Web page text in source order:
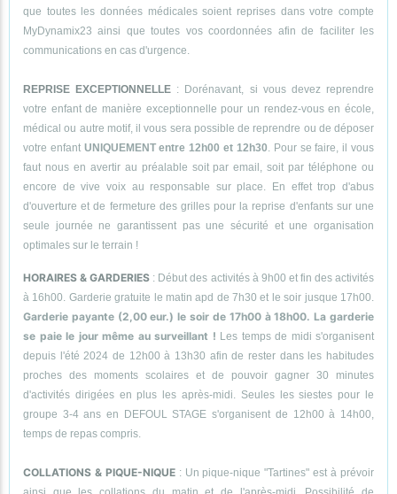
que toutes les données médicales soient reprises dans votre compte
MyDynamix23 ainsi que toutes vos coordonnées afin de faciliter les
communications en cas d'urgence.
REPRISE EXCEPTIONNELLE : Dorénavant, si vous devez reprendre
votre enfant de manière exceptionnelle pour un rendez-vous en école,
médical ou autre motif, il vous sera possible de reprendre ou de déposer
votre enfant UNIQUEMENT entre 12h00 et 12h30. Pour se faire, il vous
faut nous en avertir au préalable soit par email, soit par téléphone ou
encore de vive voix au responsable sur place. En effet trop d'abus
d'ouverture et de fermeture des grilles pour la reprise d'enfants sur une
seule journée ne garantissent pas une sécurité et une organisation
optimales sur le terrain !
HORAIRES & GARDERIES : Début des activités à 9h00 et fin des activités
à 16h00. Garderie gratuite le matin apd de 7h30 et le soir jusque 17h00.
Garderie payante (2,00 eur.) le soir de 17h00 à 18h00. La garderie
se paie le jour même au surveillant ! Les temps de midi s'organisent
depuis l'été 2024 de 12h00 à 13h30 afin de rester dans les habitudes
proches des moments scolaires et de pouvoir gagner 30 minutes
d'activités dirigées en plus les après-midi. Seules les siestes pour le
groupe 3-4 ans en DEFOUL STAGE s'organisent de 12h00 à 14h00,
temps de repas compris.
COLLATIONS & PIQUE-NIQUE: Un pique-nique "Tartines" est à prévoir